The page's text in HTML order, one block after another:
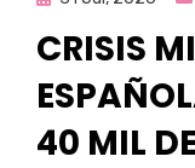
CRISIS
40 MIL